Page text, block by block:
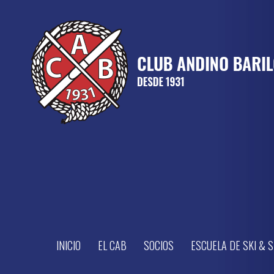
INICIO EL CAB SOCIOS ESCUELA DE SKI &